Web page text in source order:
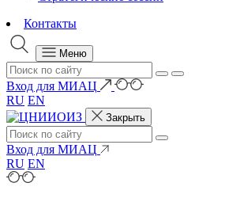
Контакты
Меню
Вход для МИАЦ
RU EN
Закрыть
Вход для МИАЦ
RU EN